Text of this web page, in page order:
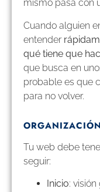
mismo pasa con
Cuando alguien
entender
qué tiene que
que busca en
probable es que
para no volver.
Tu web debe
seguir:
Inicio: